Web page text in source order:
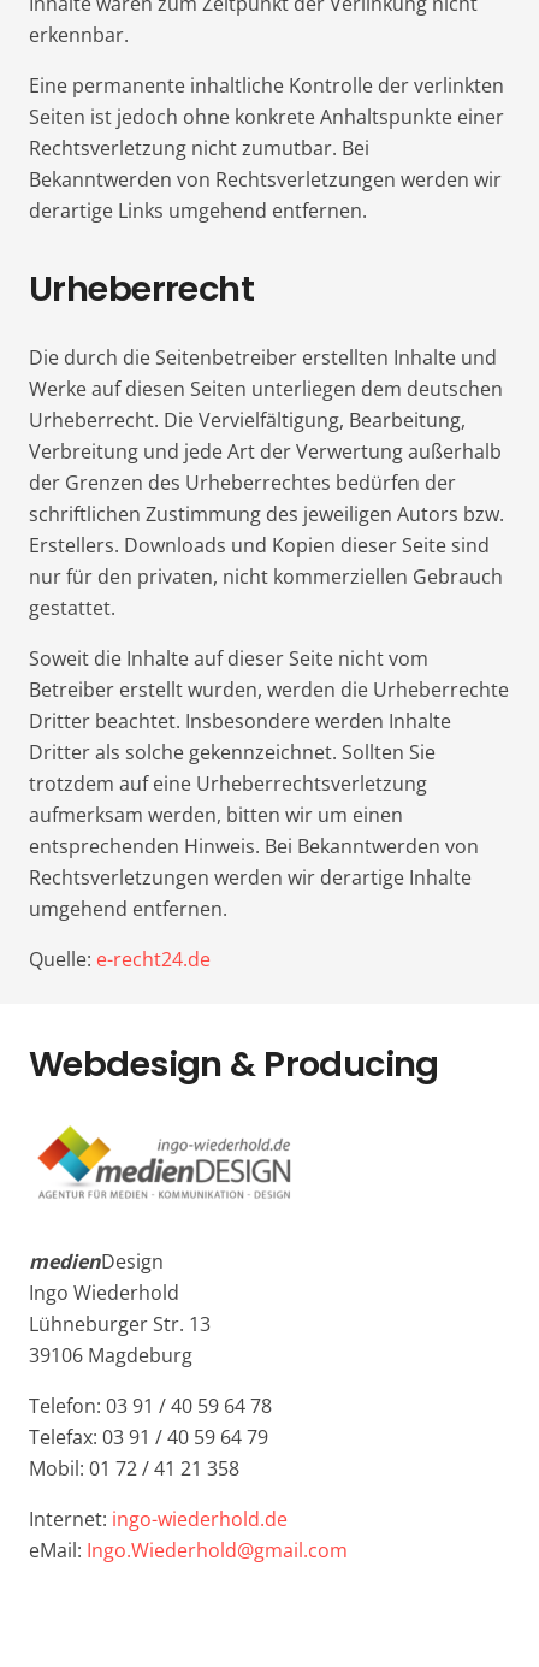
erkennbar.
Eine permanente inhaltliche Kontrolle der verlinkten
Seiten ist jedoch ohne konkrete Anhaltspunkte einer
Rechtsverletzung nicht zumutbar. Bei
Bekanntwerden von Rechtsverletzungen werden wir
derartige Links umgehend entfernen.
Urheberrecht
Die durch die Seitenbetreiber erstellten Inhalte und
Werke auf diesen Seiten unterliegen dem deutschen
Urheberrecht. Die Vervielfältigung, Bearbeitung,
Verbreitung und jede Art der Verwertung außerhalb
der Grenzen des Urheberrechtes bedürfen der
schriftlichen Zustimmung des jeweiligen Autors bzw.
Erstellers. Downloads und Kopien dieser Seite sind
nur für den privaten, nicht kommerziellen Gebrauch
gestattet.
Soweit die Inhalte auf dieser Seite nicht vom
Betreiber erstellt wurden, werden die Urheberrechte
Dritter beachtet. Insbesondere werden Inhalte
Dritter als solche gekennzeichnet. Sollten Sie
trotzdem auf eine Urheberrechtsverletzung
aufmerksam werden, bitten wir um einen
entsprechenden Hinweis. Bei Bekanntwerden von
Rechtsverletzungen werden wir derartige Inhalte
umgehend entfernen.
Quelle: e-recht24.de
Webdesign & Producing
medienDesign
Ingo Wiederhold
Lühneburger Str. 13
39106 Magdeburg
Telefon: 03 91 / 40 59 64 78
Telefax: 03 91 / 40 59 64 79
Mobil: 01 72 / 41 21 358
Internet: ingo-wiederhold.de
eMail: Ingo.Wiederhold@gmail.com